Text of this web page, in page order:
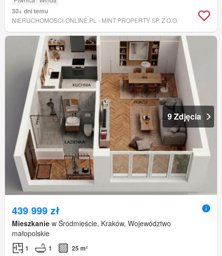
30+ dni temu
NIERUCHOMOSCI-ONLINE.PL - MINT PROPERTY SP. Z O.O.
9 Zdjęcia
439 999 zł
Mieszkanie w Śródmieście, Kraków, Województwo
małopolskie
1 1
25 m²